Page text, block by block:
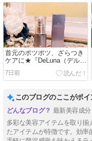
首元のポツポツ、ざらつき
ケアに★『DeLuna（デルー
ナ） カプセル ピーリング
セラム』
7日前
このブログのここがポイ
最新美容成
多彩な美容アイテムを取り揃
たアイテムが特徴です。効率